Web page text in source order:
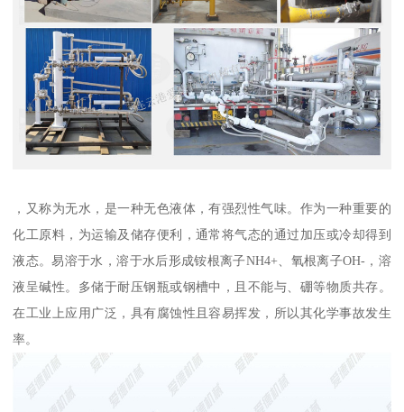
，又称为无水，是一种无色液体，有强烈性气味。作为一种重要的
化工原料，为运输及储存便利，通常将气态的通过加压或冷却得到
液态。易溶于水，溶于水后形成铵根离子NH4+、氧根离子OH-，溶
液呈碱性。多储于耐压钢瓶或钢槽中，且不能与、硼等物质共存。
在工业上应用广泛，具有腐蚀性且容易挥发，所以其化学事故发生
率。